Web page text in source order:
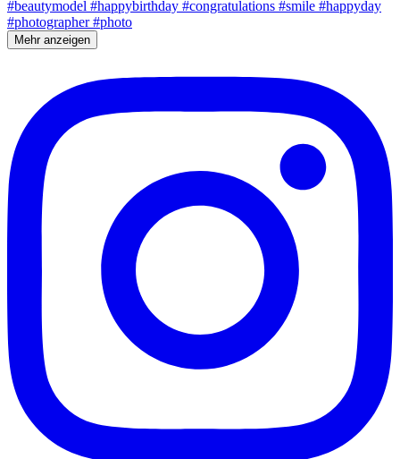
Mehr anzeigen